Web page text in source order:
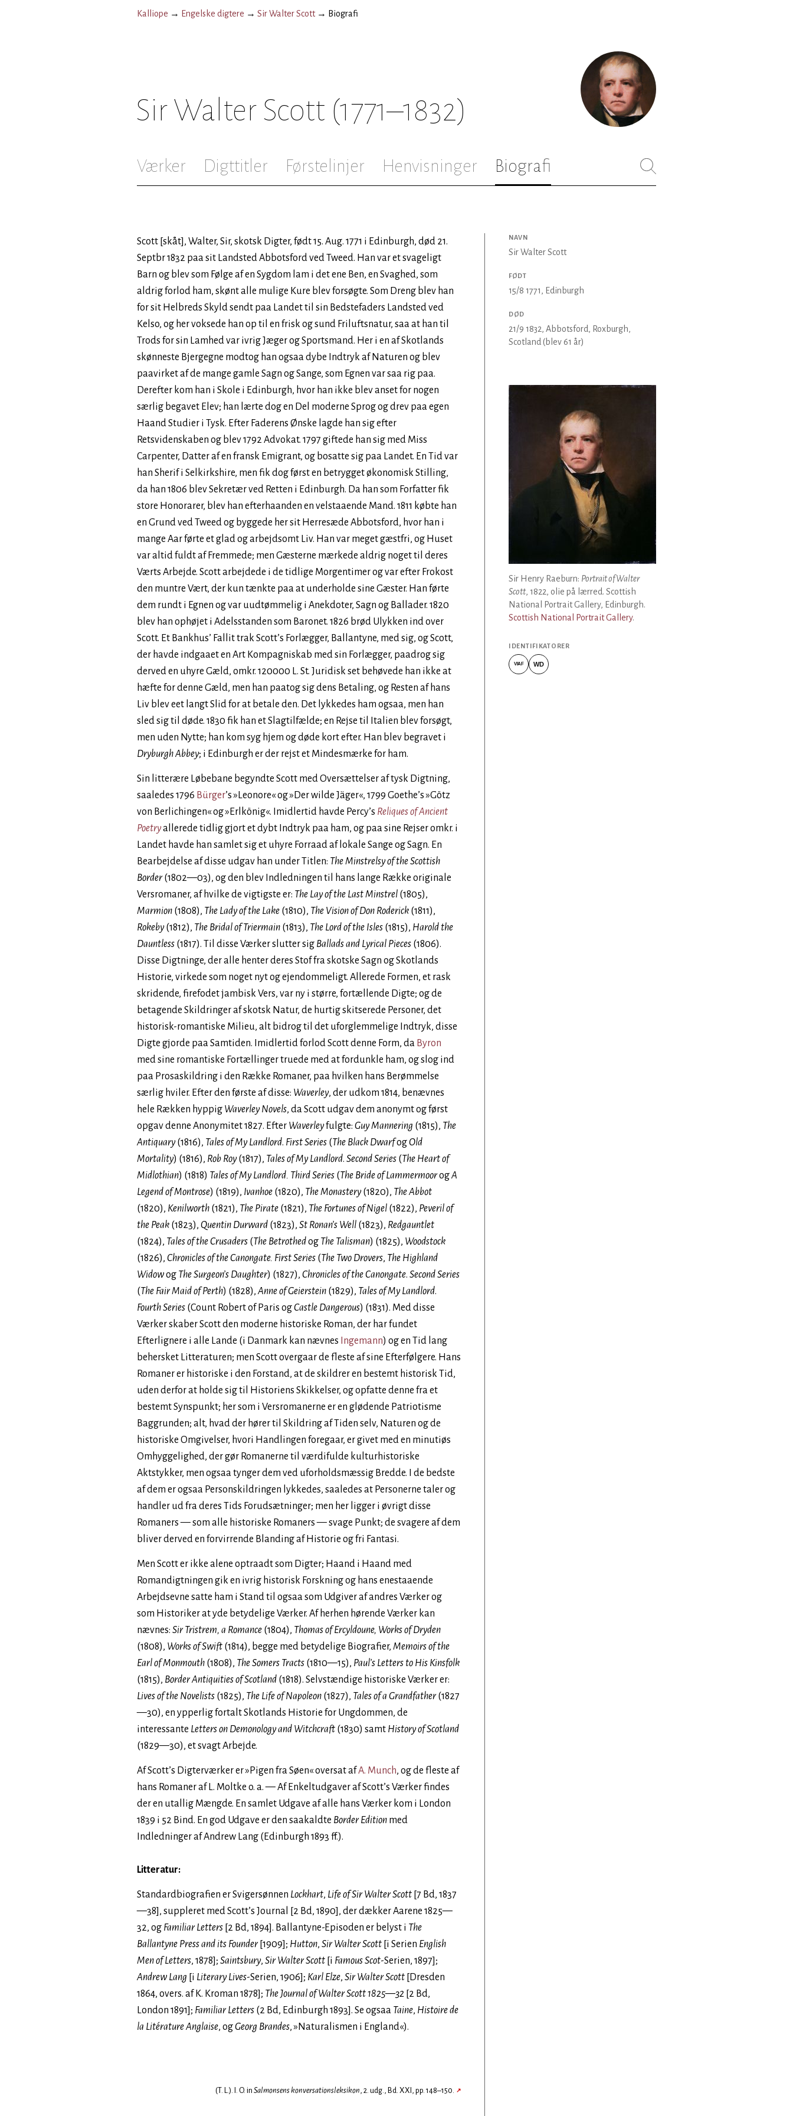
Kalliope → Engelske digtere → Sir Walter Scott→ Biografi
Sir Walter Scott (1771–1832)
Værker Digttitler Førstelinjer Henvisninger Biografi
Scott [skåt], Walter, Sir, skotsk Digter, født 15. Aug. 1771 i Edinburgh, død 21.
Septbr 1832 paa sit Landsted Abbotsford ved Tweed. Han var et svageligt
Barn og blev som Følge af en Sygdom lam i det ene Ben, en Svaghed, som
aldrig forlod ham, skønt alle mulige Kure blev forsøgte. Som Dreng blev han
for sit Helbreds Skyld sendt paa Landet til sin Bedstefaders Landsted ved
Kelso, og her voksede han op til en frisk og sund Friluftsnatur, saa at han til
Trods for sin Lamhed var ivrig Jæger og Sportsmand. Her i en af Skotlands
skønneste Bjergegne modtog han ogsaa dybe Indtryk af Naturen og blev
paavirket af de mange gamle Sagn og Sange, som Egnen var saa rig paa.
Derefter kom han i Skole i Edinburgh, hvor han ikke blev anset for nogen
særlig begavet Elev; han lærte dog en Del moderne Sprog og drev paa egen
Haand Studier i Tysk. Efter Faderens Ønske lagde han sig efter
Retsvidenskaben og blev 1792 Advokat. 1797 giftede han sig med Miss
Carpenter, Datter af en fransk Emigrant, og bosatte sig paa Landet. En Tid var
han Sherif i Selkirkshire, men fik dog først en betrygget økonomisk Stilling,
da han 1806 blev Sekretær ved Retten i Edinburgh. Da han som Forfatter fik
store Honorarer, blev han efterhaanden en velstaaende Mand. 1811 købte han
en Grund ved Tweed og byggede her sit Herresæde Abbotsford, hvor han i
mange Aar førte et glad og arbejdsomt Liv. Han var meget gæstfri, og Huset
var altid fuldt af Fremmede; men Gæsterne mærkede aldrig noget til deres
Værts Arbejde. Scott arbejdede i de tidlige Morgentimer og var efter Frokost
den muntre Vært, der kun tænkte paa at underholde sine Gæster. Han førte
dem rundt i Egnen og var uudtømmelig i Anekdoter, Sagn og Ballader. 1820
blev han ophøjet i Adelsstanden som Baronet. 1826 brød Ulykken ind over
Scott. Et Bankhus’ Fallit trak Scott’s Forlægger, Ballantyne, med sig, og Scott,
der havde indgaaet en Art Kompagniskab med sin Forlægger, paadrog sig
derved en uhyre Gæld, omkr. 120000 L. St. Juridisk set behøvede han ikke at
hæfte for denne Gæld, men han paatog sig dens Betaling, og Resten af hans
Liv blev eet langt Slid for at betale den. Det lykkedes ham ogsaa, men han
sled sig til døde. 1830 fik han et Slagtilfælde; en Rejse til Italien blev forsøgt,
men uden Nytte; han kom syg hjem og døde kort efter. Han blev begravet i
Dryburgh Abbey; i Edinburgh er der rejst et Mindesmærke for ham.
Sin litterære Løbebane begyndte Scott med Oversættelser af tysk Digtning,
saaledes 1796 Bürger’s »Leonore« og »Der wilde Jäger«, 1799 Goethe’s »Götz
von Berlichingen« og »Erlkönig«. Imidlertid havde Percy’s Reliques of Ancient
Poetryallerede tidlig gjort et dybt Indtryk paa ham, og paa sine Rejser omkr. i
Landet havde han samlet sig et uhyre Forraad af lokale Sange og Sagn. En
Bearbejdelse af disse udgav han under Titlen: The Minstrelsy of the Scottish
Border(1802—03), og den blev Indledningen til hans lange Række originale
Versromaner, af hvilke de vigtigste er: The Lay of the Last Minstrel (1805),
Marmion (1808), The Lady of the Lake (1810), The Vision of Don Roderick (1811),
Rokeby(1812), The Bridal of Triermain (1813), The Lord of the Isles (1815), Harold the
Dauntless (1817). Til disse Værker slutter sig Ballads and Lyrical Pieces (1806).
Disse Digtninge, der alle henter deres Stof fra skotske Sagn og Skotlands
Historie, virkede som noget nyt og ejendommeligt. Allerede Formen, et rask
skridende, firefodet jambisk Vers, var ny i større, fortællende Digte; og de
betagende Skildringer af skotsk Natur, de hurtig skitserede Personer, det
historisk-romantiske Milieu, alt bidrog til det uforglemmelige Indtryk, disse
Digte gjorde paa Samtiden. Imidlertid forlod Scott denne Form, da Byron
med sine romantiske Fortællinger truede med at fordunkle ham, og slog ind
paa Prosaskildring i den Række Romaner, paa hvilken hans Berømmelse
særlig hviler. Efter den første af disse: Waverley, der udkom 1814, benævnes
hele Rækken hyppig Waverley Novels, da Scott udgav dem anonymt og først
opgav denne Anonymitet 1827. Efter Waverleyfulgte: Guy Mannering (1815), The
Antiquary(1816), Tales of My Landlord. First Series (The Black DwarfogOld
Mortality) (1816), Rob Roy(1817), Tales of My Landlord. Second Series (The Heart of
Midlothian) (1818) Tales of My Landlord. Third Series (The Bride of LammermoorogA
Legend of Montrose) (1819), Ivanhoe (1820), The Monastery(1820), The Abbot
(1820), Kenilworth (1821), The Pirate (1821), The Fortunes of Nigel (1822), Peveril of
the Peak (1823), Quentin Durward (1823), St Ronan’s Well (1823), Redgauntlet
(1824), Tales of the Crusaders (The Betrothedog The Talisman) (1825), Woodstock
(1826), Chronicles of the Canongate. First Series (The Two Drovers, The Highland
Widowog The Surgeon’s Daughter) (1827), Chronicles of the Canongate. Second Series
(The Fair Maid of Perth) (1828), Anne of Geierstein (1829), Tales of My Landlord.
Fourth Series (Count Robert of Paris ogCastle Dangerous) (1831). Med disse
Værker skaber Scott den moderne historiske Roman, der har fundet
Efterlignere i alle Lande (i Danmark kan nævnes Ingemann) og en Tid lang
behersket Litteraturen; men Scott overgaar de fleste af sine Efterfølgere. Hans
Romaner er historiske i den Forstand, at de skildrer en bestemt historisk Tid,
uden derfor at holde sig til Historiens Skikkelser, og opfatte denne fra et
bestemt Synspunkt; her som i Versromanerne er en glødende Patriotisme
Baggrunden; alt, hvad der hører til Skildring af Tiden selv, Naturen og de
historiske Omgivelser, hvori Handlingen foregaar, er givet med en minutiøs
Omhyggelighed, der gør Romanerne til værdifulde kulturhistoriske
Aktstykker, men ogsaa tynger dem ved uforholdsmæssig Bredde. I de bedste
af dem er ogsaa Personskildringen lykkedes, saaledes at Personerne taler og
handler ud fra deres Tids Forudsætninger; men her ligger i øvrigt disse
Romaners — som alle historiske Romaners — svage Punkt; de svagere af dem
bliver derved en forvirrende Blanding af Historie og fri Fantasi.
Men Scott er ikke alene optraadt som Digter; Haand i Haand med
Romandigtningen gik en ivrig historisk Forskning og hans enestaaende
Arbejdsevne satte ham i Stand til ogsaa som Udgiver af andres Værker og
som Historiker at yde betydelige Værker. Af herhen hørende Værker kan
nævnes: Sir Tristrem, a Romance (1804), Thomas of Ercyldoune, Works of Dryden
(1808), Works of Swift (1814), begge med betydelige Biografier, Memoirs of the
Earl of Monmouth (1808), The Somers Tracts (1810—15), Paul’s Letters to His Kinsfolk
(1815), Border Antiquities of Scotland (1818). Selvstændige historiske Værker er:
Lives of the Novelists (1825), The Life of Napoleon (1827), Tales of a Grandfather(1827
—30), en ypperlig fortalt Skotlands Historie for Ungdommen, de
interessante Letters on Demonology and Witchcraft (1830) samt History of Scotland
(1829—30), et svagt Arbejde.
Af Scott’s Digterværker er »Pigen fra Søen« oversat afA. Munch, og de fleste af
hans Romaner af L. Moltke o. a. — Af Enkeltudgaver af Scott’s Værker findes
der en utallig Mængde. En samlet Udgave af alle hans Værker kom i London
1839 i 52 Bind. En god Udgave er den saakaldte Border Edition med
Indledninger af Andrew Lang (Edinburgh 1893 ff.).
Litteratur:
Standardbiografien er Svigersønnen Lockhart, Life of Sir Walter Scott [7 Bd, 1837
—38], suppleret med Scott’s Journal [2 Bd, 1890], der dækker Aarene 1825—
32, og Familiar Letters [2 Bd, 1894]. Ballantyne-Episoden er belyst i The
Ballantyne Press and its Founder[1909]; Hutton, Sir Walter Scott [i Serien English
Men of Letters, 1878]; Saintsbury, Sir Walter Scott [i Famous Scot-Serien, 1897];
Andrew Lang [i Literary Lives-Serien, 1906]; Karl Elze, Sir Walter Scott [Dresden
1864, overs. af K. Kroman 1878]; The Journal of Walter Scott 1825—32 [2 Bd,
London 1891]; Familiar Letters (2 Bd, Edinburgh 1893]. Se ogsaa Taine, Histoire de
la Litérature Anglaise, ogGeorg Brandes, »Naturalismen i England«).
(T. L.). I. O. in Salmonsens konversationsleksikon, 2. udg., Bd. XXI, pp. 148–150. ↗
NAVN
Sir Walter Scott
FØDT
15/8 1771 , Edinburgh
DØD
21/9 1832, Abbotsford, Roxburgh,
Scotland (blev 61 år)
Sir Henry Raeburn: Portrait of Walter
Scott, 1822, olie på lærred. Scottish
National Portrait Gallery, Edinburgh.
Scottish National Portrait Gallery.
IDENTIFIKATORER
VIAF WD